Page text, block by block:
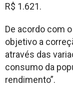
R$ 1.621.
De acordo com
objetivo a
através das
consumo da
rendimento”.